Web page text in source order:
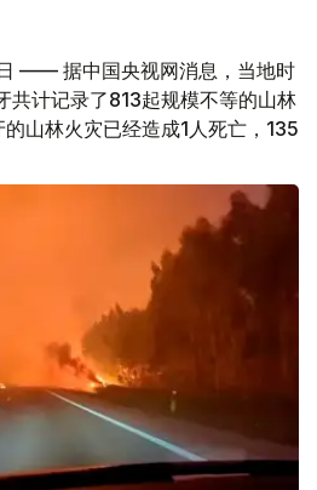
—— 据中国央视网消息，当地时
共计记录了813起规模不等的山林
山林火灾已经造成1人死亡，135